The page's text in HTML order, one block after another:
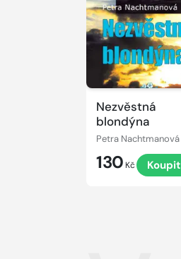
Nezvěstná
blondýna
Petra Nachtmanová
130 Kč Koupit